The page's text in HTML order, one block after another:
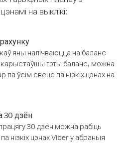
цэнамі на выклікі:
яны налічваюцца на баланс
гэты баланс, можна
па ўсім свеце па нізкіх цэнах на
30 дзён
30 дзён можна рабіць
нізкіх цэнах Viber у абраныя